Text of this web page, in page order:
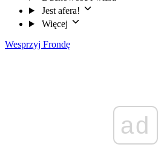
Jest afera!
Więcej
Wesprzyj Frondę
ad